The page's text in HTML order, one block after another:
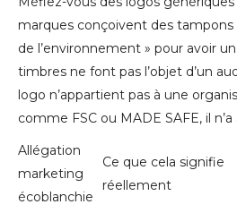
marques conçoivent des tampons
de l’environnement » pour avoir
timbres ne font pas l’objet d’un
logo n’appartient pas à une
comme FSC ou MADE SAFE, il
Allégation
marketing
écoblanchie
Ce que cela signifie
réellement